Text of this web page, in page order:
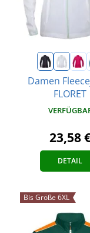
Damen
FLORET
23,58
DETAIL
Bis Größe 6XL